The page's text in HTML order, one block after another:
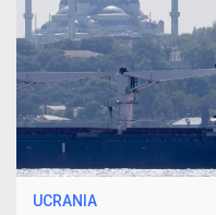
UCRANIA